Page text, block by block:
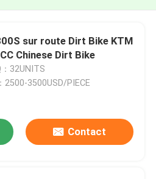
sur route Dirt Bike KTM
Chinese Dirt Bike
：32UNITS
2500-3500USD/PIECE
Contact